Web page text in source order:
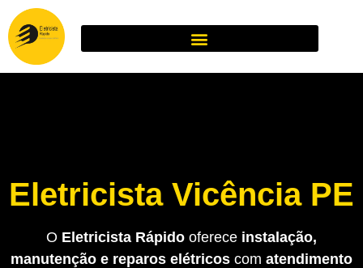
Eletricista Vicência PE
O Eletricista Rápido oferece instalação,
manutenção e reparos elétricos com atendimento